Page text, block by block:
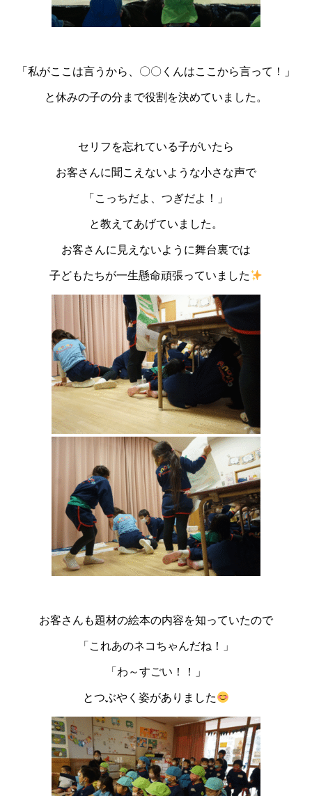
「私がここは言うから、〇〇くんはここから言って！」
と休みの子の分まで役割を決めていました。
セリフを忘れている子がいたら
お客さんに聞こえないような小さな声で
「こっちだよ、つぎだよ！」
と教えてあげていました。
お客さんに見えないように舞台裏では
子どもたちが一生懸命頑張っていました
お客さんも題材の絵本の内容を知っていたので
「これあのネコちゃんだね！」
「わ～すごい！！」
とつぶやく姿がありました